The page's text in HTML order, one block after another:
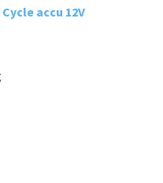
Cycle accu 12V